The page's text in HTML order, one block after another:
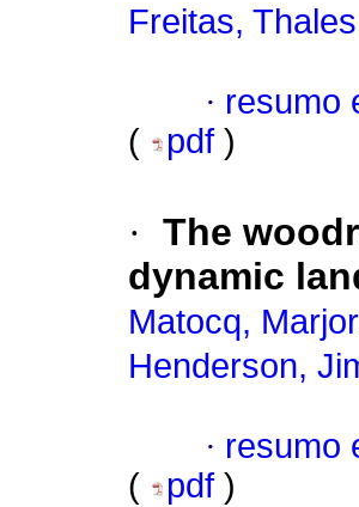
Freitas,
· resumo
(
pdf )
· The
dynamic
Matocq,
Henderson,
· resumo
(
pdf )